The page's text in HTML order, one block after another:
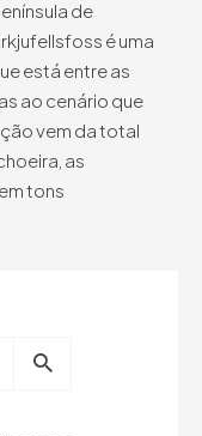
de
é uma
está entre as
ao cenário que
vem da total
as
tons